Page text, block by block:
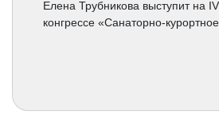
Елена Трубникова выступит на
конгрессе «Санаторно-